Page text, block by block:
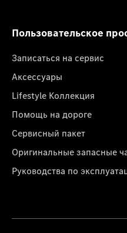
Пользовательское
Записаться на сервис
Аксессуары
Lifestyle Коллекция
Помощь на дороге
Сервисный пакет
Оригинальные запасные
Руководства по